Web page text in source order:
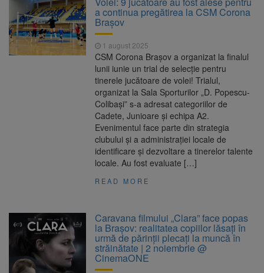
Ormeniș
6 august 2026
AUR a lansat platforma
suspeND.ro pentru urmărirea inițiativei de
suspendare a președintelui Nicușor Dan
6 august 2026
Înalta Curte analizează
dosarul lui Călin Georgescu și Horațiu Potra.
Judecătorii decid dacă începe procesul
Strategia națională pentru
biodiversitate 2026-2030, adoptată de Senat.
Proiectul merge la promulgare
a continua pregătirea la CSM Corona
Brașov
1 august 2025
CSM Corona Brașov a organizat la finalul
lunii iunie un trial de selecție pentru
tinerele jucătoare de volei! Trialul,
organizat la Sala Sporturilor „D. Popescu-
Colibași” s-a adresat categoriilor de
Cadete, Junioare și echipa A2.
Evenimentul face parte din strategia
clubului și a administrației locale de
identificare și dezvoltare a tinerelor talente
locale. Au fost evaluate […]
READ MORE
Caravana filmului „Clara” face popas
la Brașov: realitatea copiilor lăsați în
urmă de părinții plecați la muncă în
străinătate | 2 noiembrie @
CinemaONE